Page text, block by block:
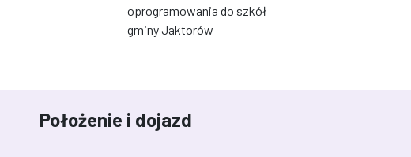
oprogramowania do szkół
gminy Jaktorów
Położenie i dojazd